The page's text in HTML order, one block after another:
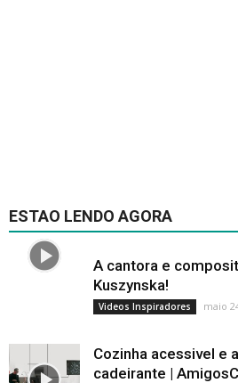
ESTAO LENDO AGORA
A cantora e
Kuszynska!
Videos Inspiradores maio
Cozinha acessivel e
cadeirante |